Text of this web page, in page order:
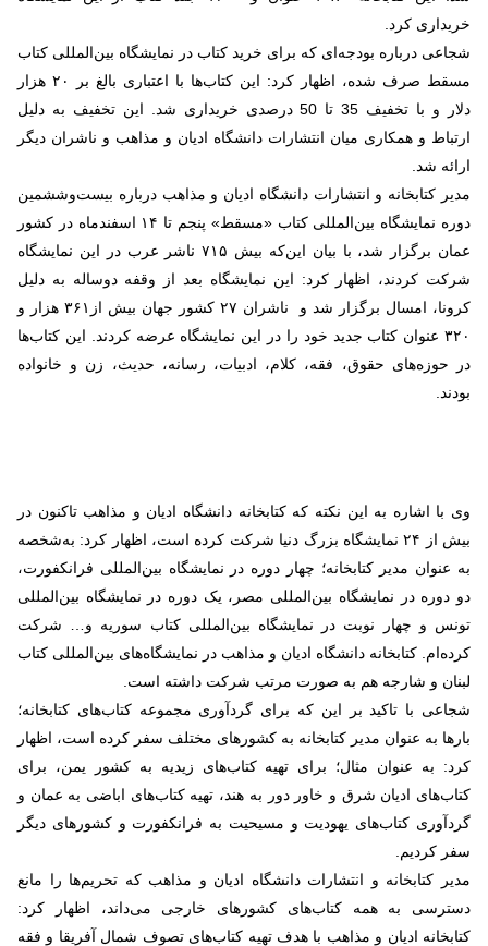
خریداری کرد.
شجاعی درباره بودجه‌ای که برای خرید کتاب در نمایشگاه بین‌المللی کتاب
مسقط صرف شده، اظهار کرد: این کتاب‌ها با اعتباری بالغ بر ۲۰ هزار
دلار و با تخفیف 35 تا 50 درصدی خریداری شد. این تخفیف به دلیل
ارتباط و همکاری میان انتشارات دانشگاه ادیان و مذاهب و ناشران دیگر
ارائه شد.
مدیر کتابخانه و انتشارات دانشگاه ادیان و مذاهب درباره بیست‌وششمین
دوره نمایشگاه بین‌المللی کتاب «مسقط» پنجم تا ۱۴ اسفندماه در کشور
عمان برگزار شد، با بیان این‌که بیش ۷۱۵ ناشر عرب در این نمایشگاه
شرکت کردند، اظهار کرد: این نمایشگاه بعد از وقفه دوساله به دلیل
کرونا، امسال برگزار شد و ناشران ۲۷ کشور جهان بیش از۳۶۱ هزار و
۳۲۰ عنوان کتاب جدید خود را در این نمایشگاه عرضه کردند. این کتاب‌ها
در حوزه‌های حقوق، فقه، کلام، ادبیات، رسانه، حدیث، زن و خانواده
بودند.
وی با اشاره به این نکته که کتابخانه دانشگاه ادیان و مذاهب تاکنون در
بیش از ۲۴ نمایشگاه بزرگ دنیا شرکت کرده است، اظهار کرد: به‌شخصه
به عنوان مدیر کتابخانه؛ چهار دوره در نمایشگاه بین‌المللی فرانکفورت،
دو دوره در نمایشگاه بین‌المللی مصر، یک دوره در نمایشگاه بین‌المللی
تونس و چهار نوبت در نمایشگاه بین‌المللی کتاب سوریه و… شرکت
کرده‌ام. کتابخانه دانشگاه ادیان و مذاهب در نمایشگاه‌های بین‌المللی کتاب
لبنان و شارجه هم به صورت مرتب شرکت داشته است.
شجاعی با تاکید بر این که برای گردآوری مجموعه کتاب‌های کتابخانه؛
بارها به عنوان مدیر کتابخانه به کشورهای مختلف سفر کرده است، اظهار
کرد: به عنوان مثال؛ برای تهیه کتاب‌های زیدیه به کشور یمن، برای
کتاب‌های ادیان شرق و خاور دور به هند، تهیه کتاب‌های اباضی به عمان و
گردآوری کتاب‌های یهودیت و مسیحیت به فرانکفورت و کشورهای دیگر
سفر کردیم.
مدیر کتابخانه و انتشارات دانشگاه ادیان و مذاهب که تحریم‌ها را مانع
دسترسی به همه کتاب‌های کشورهای خارجی می‌داند، اظهار کرد:
کتابخانه ادیان و مذاهب با هدف تهیه کتاب‌های تصوف شمال آفریقا و فقه